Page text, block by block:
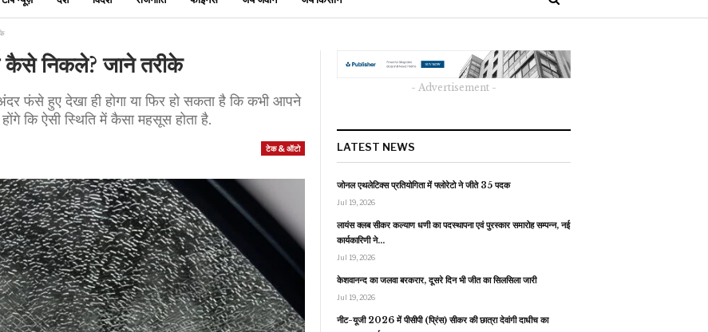
कैसे निकले? जाने तरीके
फंसे हुए देखा ही होगा या फिर हो सकता है कि कभी आपने
कि ऐसी स्थिति में कैसा महसूस होता है.
टेक & ऑटो
- Advertisement -
LATEST NEWS
जोनल एथलेटिक्स प्रतियोगिता में फ्लोरेटो ने जीते 35 पदक
Jul 19, 2026
लायंस क्लब सीकर कल्याण धणी का पदस्थापना एवं पुरस्कार समारोह सम्पन्न, नई
कार्यकारिणी ने…
Jul 19, 2026
केशवानन्द का जलवा बरकरार, दूसरे दिन भी जीत का सिलसिला जारी
Jul 19, 2026
नीट-यूजी 2026 में पीसीपी (प्रिंस) सीकर की छात्रा देवांगी दाधीच का